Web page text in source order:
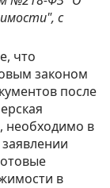
с
законом
после
необходимо в
в